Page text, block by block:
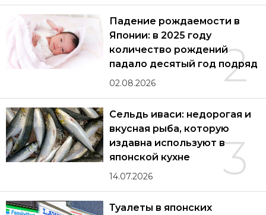
2
Падение рождаемости в
Японии: в 2025 году
количество рождений
падало десятый год подряд
02.08.2026
3
Сельдь иваси: недорогая и
вкусная рыба, которую
издавна используют в
японской кухне
14.07.2026
Туалеты в японских